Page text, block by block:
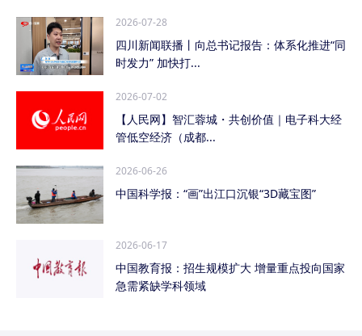
2026-07-28
四川新闻联播丨向总书记报告：体系化推进“同
时发力” 加快打...
2026-07-02
【人民网】智汇蓉城・共创价值｜电子科大经
管低空经济（成都...
2026-06-26
中国科学报：“画”出江口沉银“3D藏宝图”
2026-06-17
中国教育报：招生规模扩大 增量重点投向国家
急需紧缺学科领域